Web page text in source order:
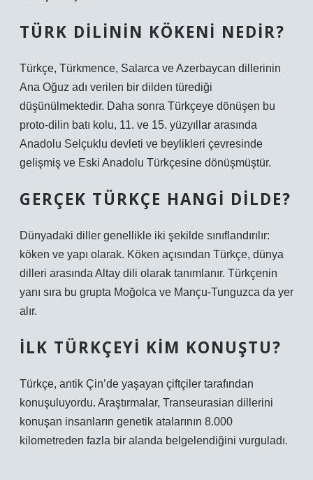
TÜRK DILININ KÖKENI NEDIR?
Türkçe, Türkmence, Salarca ve Azerbaycan dillerinin
Ana Oğuz adı verilen bir dilden türediği
düşünülmektedir. Daha sonra Türkçeye dönüşen bu
proto-dilin batı kolu, 11. ve 15. yüzyıllar arasında
Anadolu Selçuklu devleti ve beylikleri çevresinde
gelişmiş ve Eski Anadolu Türkçesine dönüşmüştür.
GERÇEK TÜRKÇE HANGI DILDE?
Dünyadaki diller genellikle iki şekilde sınıflandırılır:
köken ve yapı olarak. Köken açısından Türkçe, dünya
dilleri arasında Altay dili olarak tanımlanır. Türkçenin
yanı sıra bu grupta Moğolca ve Mançu-Tunguzca da yer
alır.
İLK TÜRKÇEYI KIM KONUŞTU?
Türkçe, antik Çin’de yaşayan çiftçiler tarafından
konuşuluyordu. Araştırmalar, Transeurasian dillerini
konuşan insanların genetik atalarının 8.000
kilometreden fazla bir alanda belgelendiğini vurguladı.